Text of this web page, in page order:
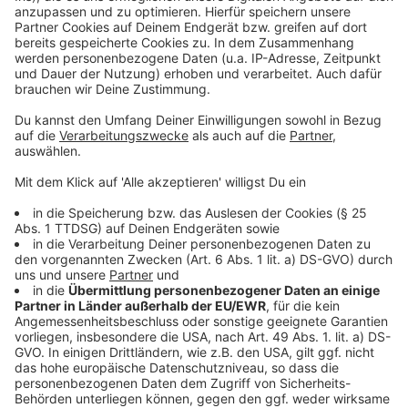
An Privatleute werden die Trox-Lüfter nicht verkauft,
deshalb muss man sich bei Interesse immer an den
Fachhandel vor Ort wenden, sagt Gerner. Je nach
Größe des Raums gibt es zwei Ausführungen für bis zu
3.500 Euro. Nur ein paar Kilometer weiter bei VKF
Renzel in Heelden hatte man eine ähnliche Idee. Auch
hier werden Luftfilter und anderes Anti-Viren Zubehör
und auch an Privatleute im Unterschied zu TROX.
Anzeige
Anzeige